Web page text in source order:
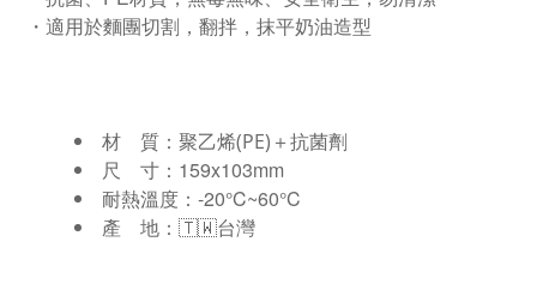
・ 適用於麵團切割，翻拌，抹平奶油造型
材 質： 聚乙烯(PE)＋抗菌劑
尺 寸： 159x103mm
耐熱溫度：-20°C~60°C
產 地：🇹🇼台灣